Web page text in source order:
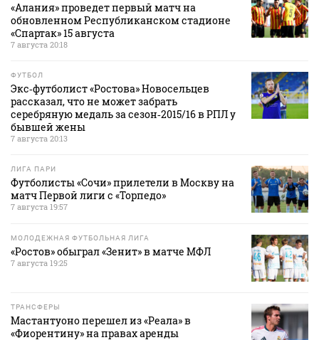
«Алания» проведет первый матч на
обновленном Республиканском стадионе
«Спартак» 15 августа
7 августа 20:18
ФУТБОЛ
Экс‑футболист «Ростова» Новосельцев
рассказал, что не может забрать
серебряную медаль за сезон‑2015/16 в РПЛ у
бывшей жены
7 августа 20:13
ЛИГА ПАРИ
Футболисты «Сочи» прилетели в Москву на
матч Первой лиги с «Торпедо»
7 августа 19:57
МОЛОДЕЖНАЯ ФУТБОЛЬНАЯ ЛИГА
«Ростов» обыграл «Зенит» в матче МФЛ
7 августа 19:25
ТРАНСФЕРЫ
Мастантуоно перешел из «Реала» в
«Фиорентину» на правах аренды